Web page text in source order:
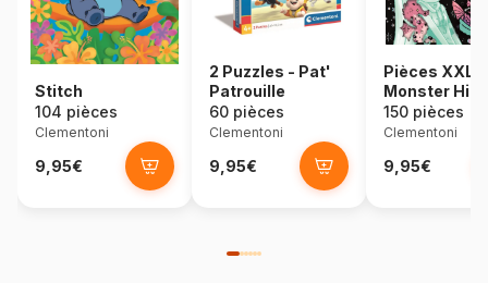
Stitch
104 pièces
Clementoni
9,95€
2 Puzzles - Pat'
Patrouille
60 pièces
Clementoni
9,95€
Pièces XXL -
Monster
Draculauna
150 pièces
Clementoni
9,95€